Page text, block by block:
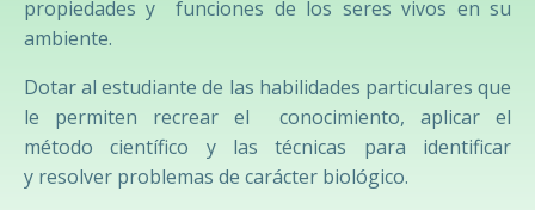
propiedades y funciones de los seres vivos en su
ambiente.
Dotar al estudiante de las habilidades particulares que
le permiten recrear el conocimiento, aplicar el
método científico y las técnicas para identificar
y resolver problemas de carácter biológico.